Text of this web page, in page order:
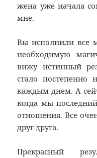
жена уже начала
мне.
Вы исполнили все
необходимую
вижу истинный
стало постепенно
каждым днем. А
когда мы
отношения. Все
друг друга.
Прекрасный